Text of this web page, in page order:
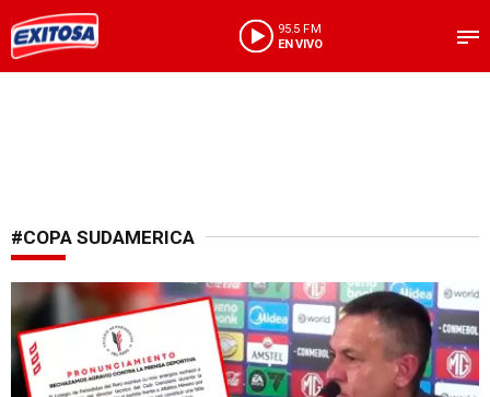
95.5 FM
EN VIVO
#COPA SUDAMERICA
Exige respeto